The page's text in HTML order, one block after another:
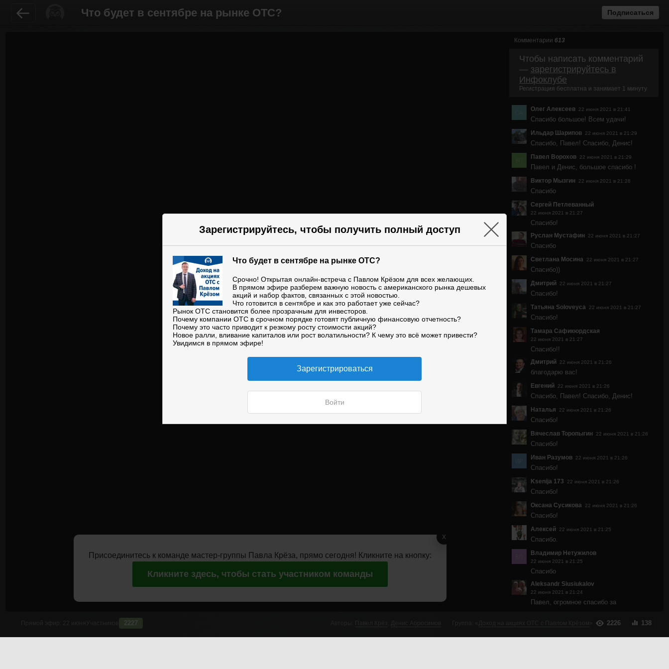
Зарегистрируйтесь, чтобы получить полный доступ
Что будет в сентябре на рынке OTC?
Срочно! Открытая онлайн-встреча с Павлом Крёзом для всех желающих.
В прямом эфире разберем важную новость с американского рынка дешевых
акций и набор фактов, связанных с этой новостью.
Что готовится в сентябре и как это работает уже сейчас?
Рынок OTC становится более прозрачным для инвесторов.
Почему компании OTC в срочном порядке готовят публичную финансовую отчетность?
Почему это часто приводит к резкому росту стоимости акций?
Новое ралли, вливание капиталов или рост волатильности? К чему это всё может привести?
Увидимся в прямом эфире!
Зарегистрироваться
Войти
×
Что будет в сентябре на рынке OTC? Подписаться
X
Присоединитесь к команде мастер-группы Павла Крёза, прямо сегодня! Кликните на кнопку:
Кликните здесь, чтобы стать участником команды
Комментарии 613
Чтобы написать комментарий
— зарегистрируйтесь в
Инфоклубе
Регистрация бесплатна и занимает 1 минуту
Олег Алексеев 22 июня 2021 в 21:41
Спасибо большое! Всем удачи!
Ильдар Шарипов 22 июня 2021 в 21:29
Спасибо, Павел! Спасибо, Денис!
Павел Ворохов 22 июня 2021 в 21:29
Павел и Денис, большое спасибо !
Виктор Мызгин 22 июня 2021 в 21:28
Cпасибо
Сергей Петлеванный
22 июня 2021 в 21:27
Спасибо!
Руслан Мустафин 22 июня 2021 в 21:27
Спасибо
Светлана Мосина 22 июня 2021 в 21:27
Спасибо))
Дмитрий 22 июня 2021 в 21:27
Спасибо!
Татьяна Soloveyca 22 июня 2021 в 21:27
Спасибо!
Тамара Сафикюрдская
22 июня 2021 в 21:27
Спасибо!!
Дмитрий 22 июня 2021 в 21:26
благодарю вас!
Евгений 22 июня 2021 в 21:26
Спасибо, Павел! Спасибо, Денис!
Наталья 22 июня 2021 в 21:26
Спасибо!
Вячеслав Торопыгин 22 июня 2021 в 21:26
Спасибо!
Иван Разумов 22 июня 2021 в 21:26
Спасибо!
Ksenija 173 22 июня 2021 в 21:26
Спасибо!
Оксана Сусикова 22 июня 2021 в 21:26
Спасибо!
Алексей 22 июня 2021 в 21:25
Спасибо.
Владимир Нетужилов
22 июня 2021 в 21:25
Спасибо
Aleksandr Siusiukalov
22 июня 2021 в 21:24
Павел, огромное спасибо за
использовать на полную.
Татьяна Soloveyca 22 июня 2021 в 21:17
2227 2226 138